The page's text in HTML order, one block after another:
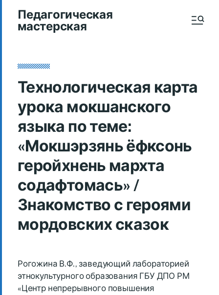
Педагогическая
мастерская
Технологическая карта
урока мокшанского
языка по теме:
«Мокшэрзянь ёфксонь
геройхнень мархта
содафтомась» /
Знакомство с героями
мордовских сказок
Рогожина В.Ф., заведующий лабораторией
этнокультурного образования ГБУ ДПО РМ
«Центр непрерывного повышения